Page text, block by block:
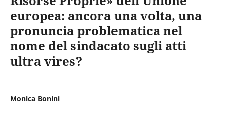
europea: ancora una volta, una
pronuncia problematica nel
nome del sindacato sugli atti
ultra vires?
Monica Bonini